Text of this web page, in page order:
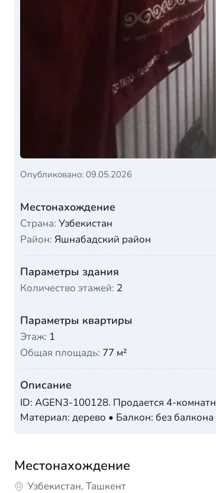
Опубликовано: 09.05.2026
Местонахождение
Страна: Узбекистан
Район: Яшнабадский район
Параметры здания
Количество этажей: 2
Параметры квартиры
Этаж: 1
Общая площадь: 77 м²
Описание
ID: AGEN3-100128. Продается 4-
Материал: дерево • Балкон: без
Местонахождение
Узбекистан, Ташкент